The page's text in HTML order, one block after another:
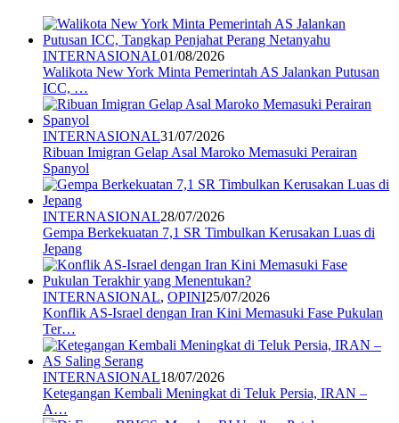
INTERNASIONAL01/08/2026
Walikota New York Minta Pemerintah AS Jalankan Putusan
ICC, …
INTERNASIONAL31/07/2026
Ribuan Imigran Gelap Asal Maroko Memasuki Perairan
Spanyol
INTERNASIONAL28/07/2026
Gempa Berkekuatan 7,1 SR Timbulkan Kerusakan Luas di
Jepang
INTERNASIONAL, OPINI25/07/2026
Konflik AS-Israel dengan Iran Kini Memasuki Fase Pukulan
Ter…
INTERNASIONAL18/07/2026
Ketegangan Kembali Meningkat di Teluk Persia, IRAN –
A…